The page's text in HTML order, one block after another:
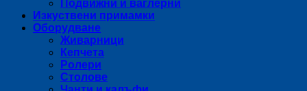
Подвижни и ваглерни
Изкуствени примамки
Оборудване
Живарници
Кепчета
Ролери
Столове